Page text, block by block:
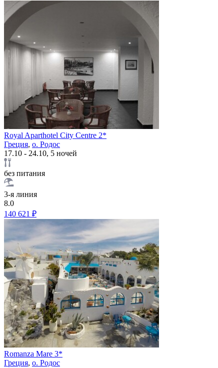
Royal Aparthotel City Centre 2*
Греция, о. Родос
17.10 - 24.10, 5 ночей
без питания
3-я линия
8.0
140 621 ₽
Romanza Mare 3*
Греция, о. Родос